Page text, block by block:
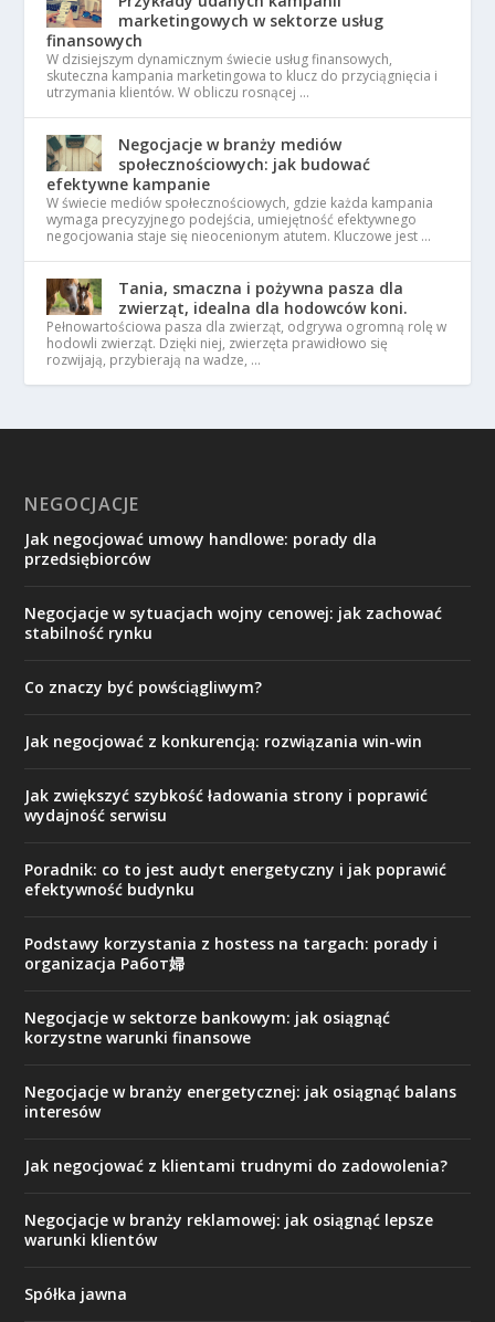
marketingowych w sektorze usług
finansowych
W dzisiejszym dynamicznym świecie usług finansowych,
skuteczna kampania marketingowa to klucz do przyciągnięcia i
utrzymania klientów. W obliczu rosnącej …
Negocjacje w branży mediów
społecznościowych: jak budować
efektywne kampanie
W świecie mediów społecznościowych, gdzie każda kampania
wymaga precyzyjnego podejścia, umiejętność efektywnego
negocjowania staje się nieocenionym atutem. Kluczowe jest …
Tania, smaczna i pożywna pasza dla
zwierząt, idealna dla hodowców koni.
Pełnowartościowa pasza dla zwierząt, odgrywa ogromną rolę w
hodowli zwierząt. Dzięki niej, zwierzęta prawidłowo się
rozwijają, przybierają na wadze, …
NEGOCJACJE
Jak negocjować umowy handlowe: porady dla
przedsiębiorców
Negocjacje w sytuacjach wojny cenowej: jak zachować
stabilność rynku
Co znaczy być powściągliwym?
Jak negocjować z konkurencją: rozwiązania win-win
Jak zwiększyć szybkość ładowania strony i poprawić
wydajność serwisu
Poradnik: co to jest audyt energetyczny i jak poprawić
efektywność budynku
Podstawy korzystania z hostess na targach: porady i
organizacja Работ婦
Negocjacje w sektorze bankowym: jak osiągnąć
korzystne warunki finansowe
Negocjacje w branży energetycznej: jak osiągnąć balans
interesów
Jak negocjować z klientami trudnymi do zadowolenia?
Negocjacje w branży reklamowej: jak osiągnąć lepsze
warunki klientów
Spółka jawna